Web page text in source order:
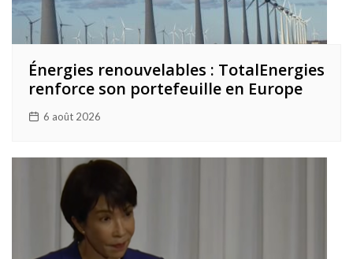
Énergies renouvelables : TotalEnergies
renforce son portefeuille en Europe
6 août 2026